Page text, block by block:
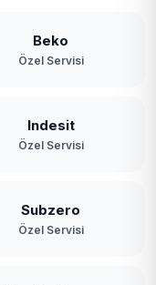
Beko
Özel Servisi
Indesit
Özel Servisi
Subzero
Özel Servisi